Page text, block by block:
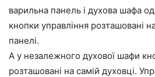
варильна панель і духова шафа
кнопки управління розташовані
панелі.
А у незалежного духової шафи
розташовані на самій духовці.